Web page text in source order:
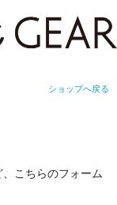
ショップへ戻る
こちらのフォーム